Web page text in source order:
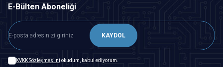
E-Bülten Aboneliği
KAYDOL
KVKK Sözleşmesi'ni okudum, kabul ediyorum.